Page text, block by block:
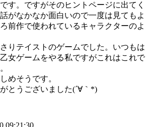
す。ですがそのヒントページに出てく
がなかなか面白いので一度は見てもよ
前作で使われているキャラクターのよ
りテイストのゲームでした。いつもは
女ゲームをやる私ですがこれはこれで
めそうです。
とうございました(´∀｀*)